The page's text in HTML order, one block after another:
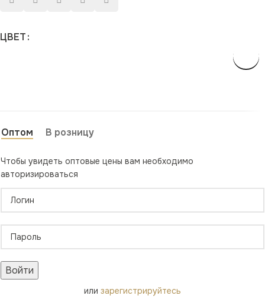
ЦВЕТ
Оптом В розницу
Чтобы увидеть оптовые цены вам необходимо
авторизироваться
Войти
или зарегистрируйтесь